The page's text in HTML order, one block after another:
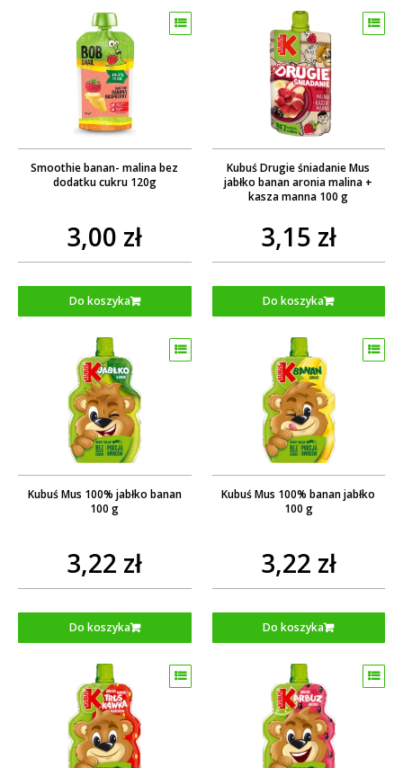
Smoothie banan- malina bez
dodatku cukru 120g
3,00 zł
Do koszyka
Kubuś Drugie śniadanie Mus
jabłko banan aronia malina +
kasza manna 100 g
3,15 zł
Do koszyka
Kubuś Mus 100% jabłko banan
100 g
3,22 zł
Do koszyka
Kubuś Mus 100% banan jabłko
100 g
3,22 zł
Do koszyka